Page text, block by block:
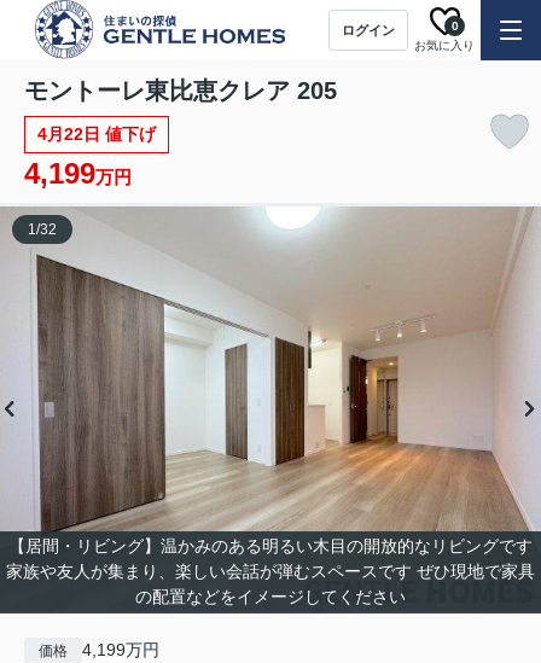
ログイン
お気に入り
0
モントーレ東比恵クレア 205
4月22日 値下げ
4,199万円
【居間・リビング】温かみのある明るい木目の開放的なリビングです
家族や友人が集まり、楽しい会話が弾むスペースです ぜひ現地で家具
の配置などをイメージしてください
1/32
価格 4,199万円